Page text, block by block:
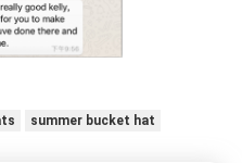
summer bucket hat